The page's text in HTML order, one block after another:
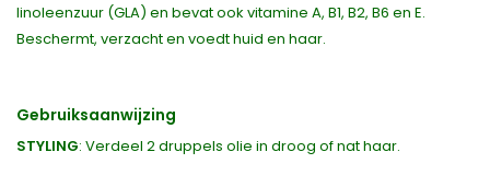
linoleenzuur (GLA) en bevat ook vitamine A, B1, B2, B6 en E.
Beschermt, verzacht en voedt huid en haar.
Gebruiksaanwijzing
STYLING: Verdeel 2 druppels olie in droog of nat haar.